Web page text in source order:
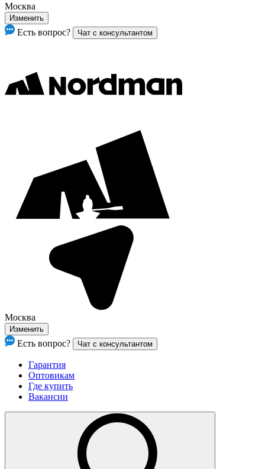
Москва
Изменить
Есть вопрос? Чат с консультантом
Москва
Изменить
Есть вопрос? Чат с консультантом
Гарантия
Оптовикам
Где купить
Вакансии